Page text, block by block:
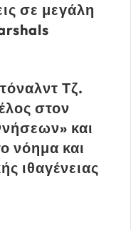
σε μεγάλη
Τζ.
στον
και
νόημα και
ιθαγένειας